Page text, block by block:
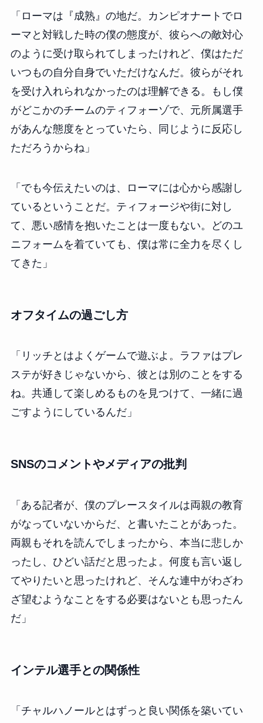
「ローマは『成熟』の地だ。カンピオナートでロ
ーマと対戦した時の僕の態度が、彼らへの敵対心
のように受け取られてしまったけれど、僕はただ
いつもの自分自身でいただけなんだ。彼らがそれ
を受け入れられなかったのは理解できる。もし僕
がどこかのチームのティフォーゾで、元所属選手
があんな態度をとっていたら、同じように反応し
ただろうからね」
「でも今伝えたいのは、ローマには心から感謝し
ているということだ。ティフォージや街に対し
て、悪い感情を抱いたことは一度もない。どのユ
ニフォームを着ていても、僕は常に全力を尽くし
てきた」
オフタイムの過ごし方
「リッチとはよくゲームで遊ぶよ。ラファはプレ
ステが好きじゃないから、彼とは別のことをする
ね。共通して楽しめるものを見つけて、一緒に過
ごすようにしているんだ」
SNSのコメントやメディアの批判
「ある記者が、僕のプレースタイルは両親の教育
がなっていないからだ、と書いたことがあった。
両親もそれを読んでしまったから、本当に悲しか
ったし、ひどい話だと思ったよ。何度も言い返し
てやりたいと思ったけれど、そんな連中がわざわ
ざ望むようなことをする必要はないとも思ったん
だ」
インテル選手との関係性
「チャルハノールとはずっと良い関係を築いてい